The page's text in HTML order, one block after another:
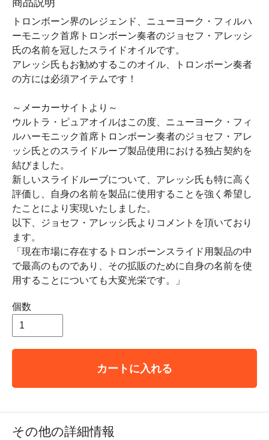
トロンボーン界のレジェンド、ニューヨーク・フィルハ
ーモニック首席トロンボーン奏者のジョセフ・アレッシ
氏の名前を冠したスライドオイルです。
アレッシ氏もお勧めするこのオイル、トロンボーン奏者
の方には必須アイテムです！
～メーカーサイトより～
ウルトラ・ピュアオイルはこの度、ニューヨーク・フィ
ルハーモニック首席トロンボーン奏者のジョセフ・アレ
ッシ氏とのスライドルーブ製品使用における独占契約を
結びました。
新しいスライドルーブについて、アレッシ氏も特に高く
評価し、自身の名前を製品に使用することを強く希望し
たことにより実現いたしました。
以下、ジョセフ・アレッシ氏よりコメントを頂いており
ます。
「現在市場に存在するトロンボーンスライド用製品の中
で最高のものであり、その拡販のために自身の名前を使
用することについても大変光栄です。」
個数
カートに入れる
その他の詳細情報